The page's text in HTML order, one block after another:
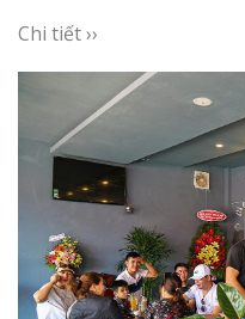
Chi tiết ››